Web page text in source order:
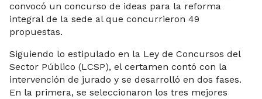
convocó un concurso de ideas para la reforma
integral de la sede al que concurrieron 49
propuestas.
Siguiendo lo estipulado en la Ley de Concursos del
Sector Público (LCSP), el certamen contó con la
intervención de jurado y se desarrolló en dos fases.
En la primera, se seleccionaron los tres mejores